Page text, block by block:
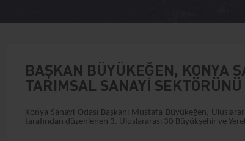
BAŞKAN BÜYÜKEĞEN, KONYA
TARIMSAL SANAYİ
Konya Sanayi Odası Başkanı Mustafa Büyükeğen,
tarafından düzenlenen 3. Uluslararası 30 Büyükşehir ve Yerel